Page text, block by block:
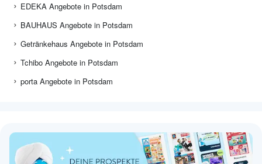
EDEKA Angebote in Potsdam
BAUHAUS Angebote in Potsdam
Getränkehaus Angebote in Potsdam
Tchibo Angebote in Potsdam
porta Angebote in Potsdam